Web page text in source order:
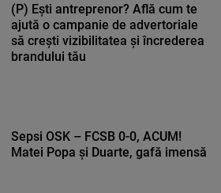
(P) Ești antreprenor? Află cum te
ajută o campanie de advertoriale
să crești vizibilitatea și încrederea
brandului tău
Sepsi OSK – FCSB 0-0, ACUM!
Matei Popa și Duarte, gafă imensă